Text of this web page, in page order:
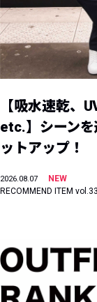
【吸水速乾、
etc.】シーン
ットアップ！
2026.08.07
NEW
RECOMMEND ITEM